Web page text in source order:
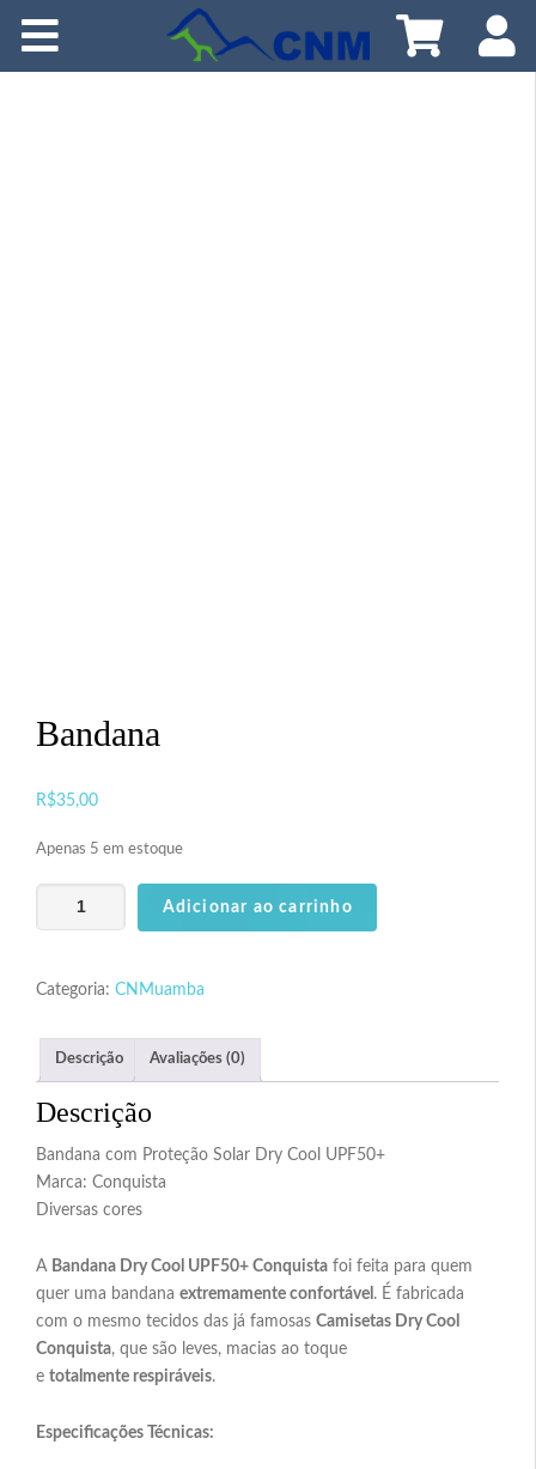
Contato
Bandana
R$35,00
Apenas 5 em estoque
Adicionar ao carrinho
Categoria: CNMuamba
Descrição Avaliações (0)
Descrição
Bandana com Proteção Solar Dry Cool UPF50+
Marca: Conquista
Diversas cores
A Bandana Dry Cool UPF50+ Conquista foi feita para quem
quer uma bandana extremamente confortável . É fabricada
com o mesmo tecidos das já famosas Camisetas Dry Cool
Conquista, que são leves, macias ao toque
e totalmente respiráveis.
Especificações Técnicas: